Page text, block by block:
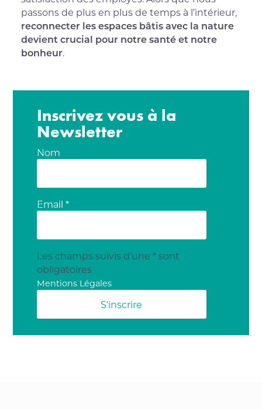
passons de plus en plus de temps à l’intérieur,
reconnecter les espaces bâtis avec la nature
devient crucial pour notre santé et notre
bonheur.
Inscrivez vous à la
Newsletter
Nom
Email *
Les champs suivis d'une * sont
obligatoires
Mentions Légales